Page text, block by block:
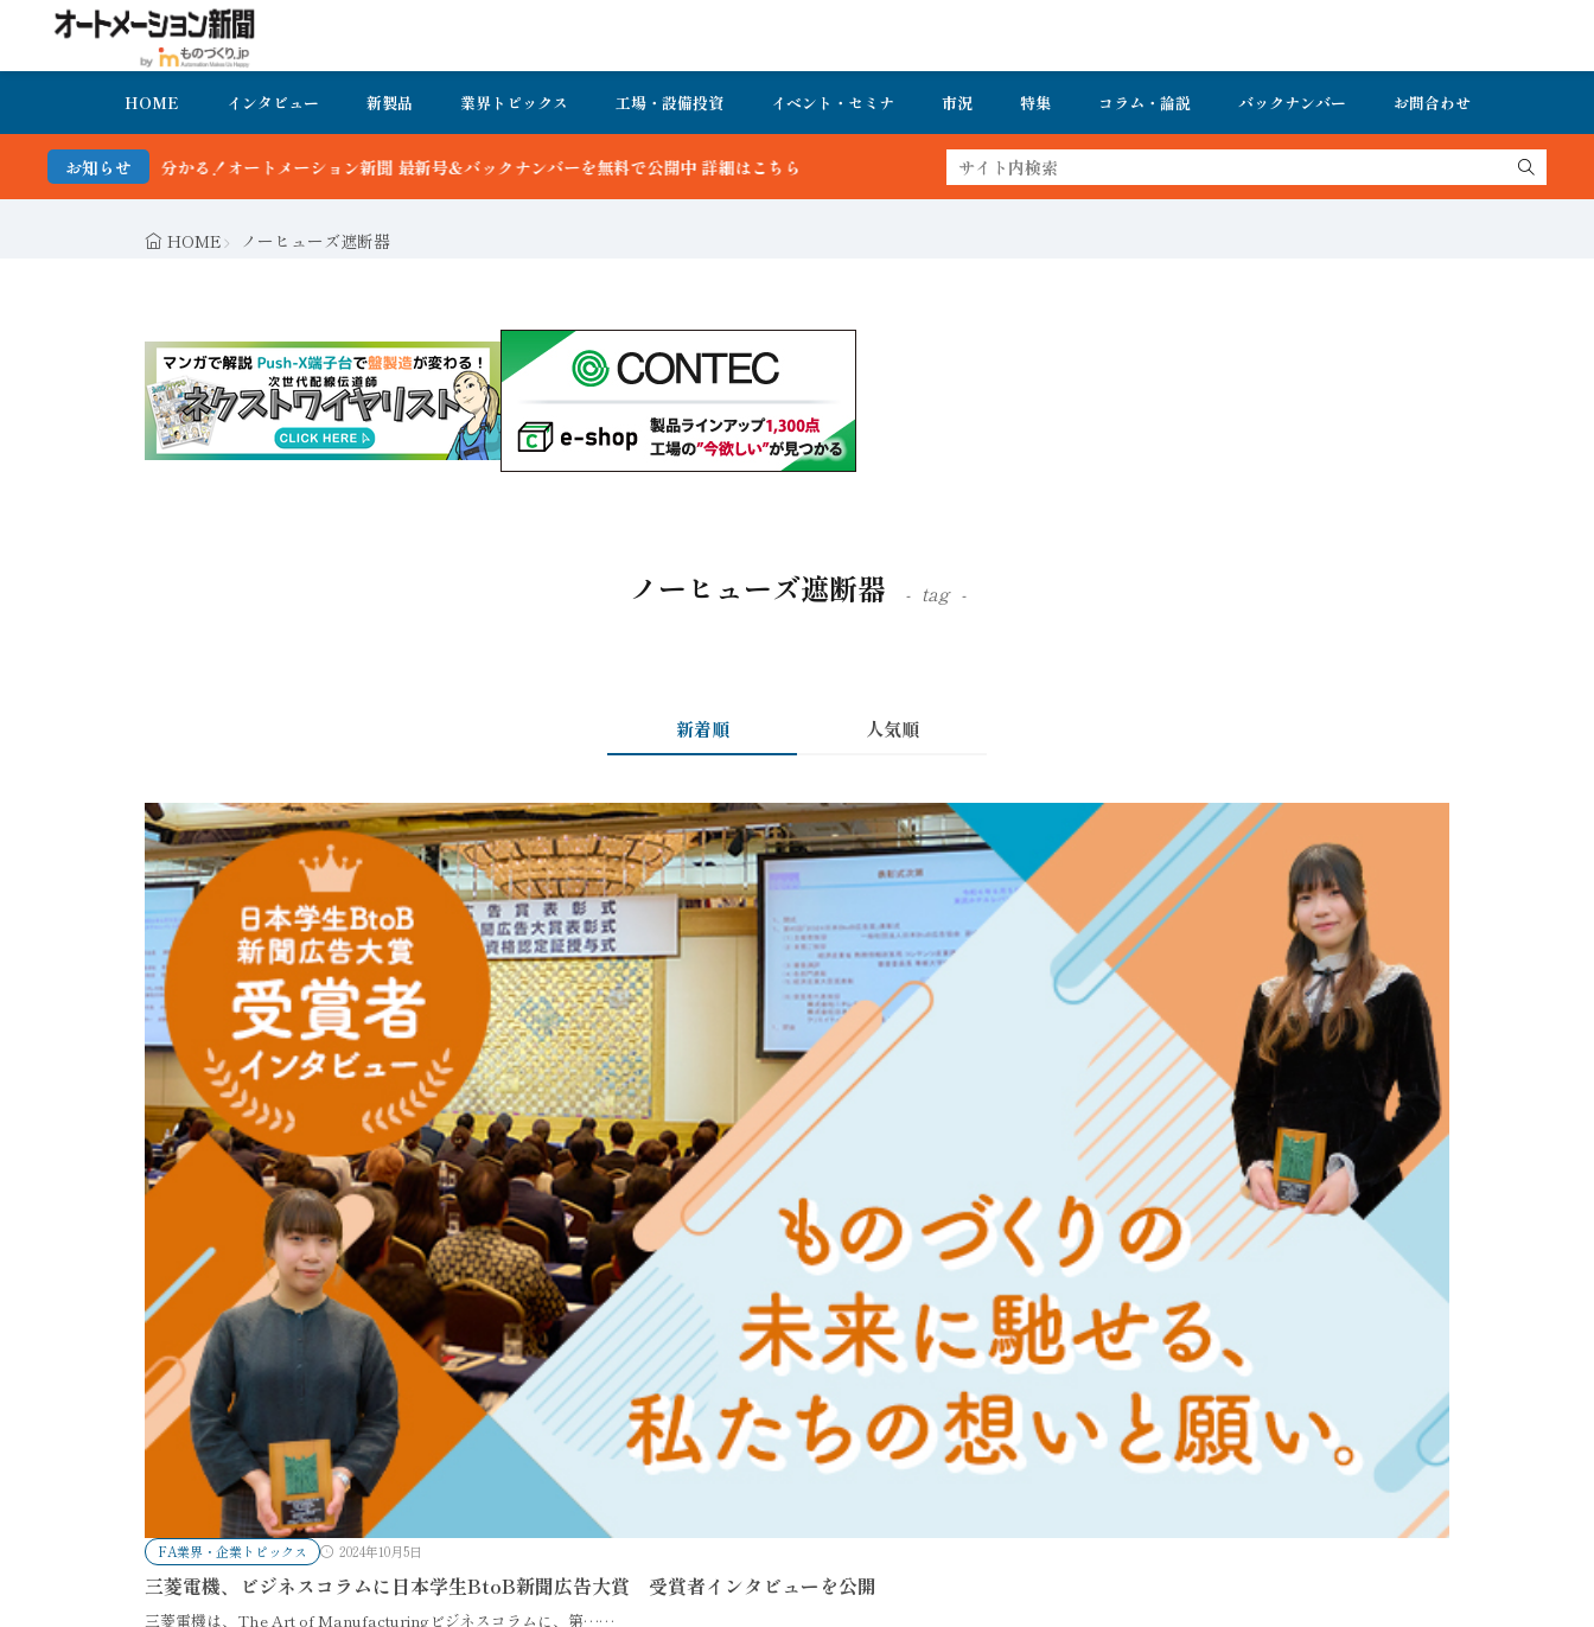
HOME インタビュー 新製品 業界トピックス 工場・設備投資 イベント・セミナ 市況 特集 コラム・論説 バックナンバー お問合わせ
お知らせ
トメーション新聞 最新号＆バックナンバーを無料で公開中 詳細はこちら
HOME ノーヒューズ遮断器
ノーヒューズ遮断器 tag
新着順 人気順
FA業界・企業トピックス 2024年10月5日
三菱電機、ビジネスコラムに日本学生BtoB新聞広告大賞 受賞者インタビューを公開
三菱電機は、The Art of Manufacturingビジネスコラムに、第……